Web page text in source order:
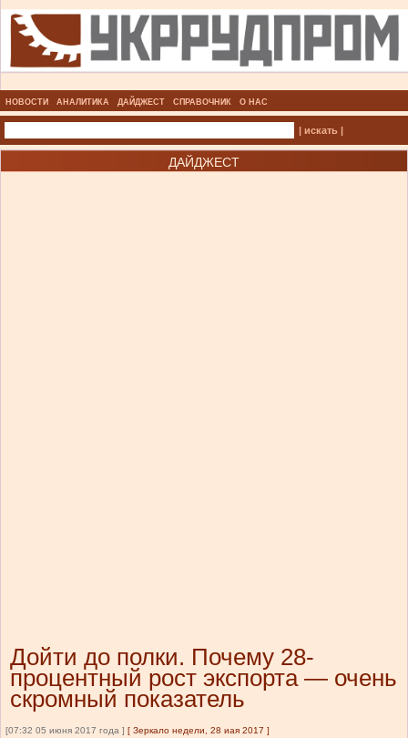
НОВОСТИ АНАЛИТИКА ДАЙДЖЕСТ СПРАВОЧНИК О НАС
| искать |
ДАЙДЖЕСТ
Дойти до полки. Почему 28-
процентный рост экспорта — очень
скромный показатель
[07:32 05 июня 2017 года ] [ Зеркало недели, 28 иая 2017 ]